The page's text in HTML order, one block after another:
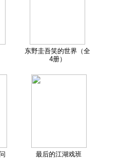
东野圭吾笑的世界（全
4册）
最后的江湖戏班